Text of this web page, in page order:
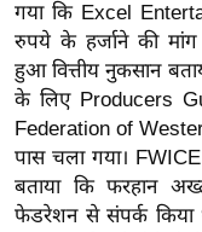
बॉ
ली
वु
हॉ
ली
वु
गया कि Excel
रुपये के हर्जाने की मांग
हुआ वित्तीय नुकसान
के लिए Producers
Federation of
पास चला गया।
बताया कि फरहान
फेडरेशन से संपर्क किया